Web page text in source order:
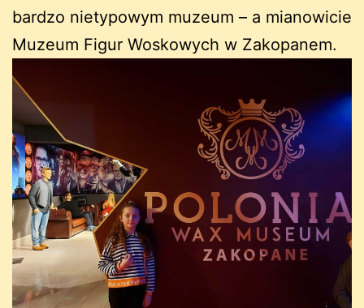
bardzo nietypowym muzeum – a mianowicie
Muzeum Figur Woskowych w Zakopanem.